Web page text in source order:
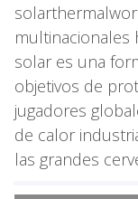
solar es una
objetivos de
jugadores
de calor
las grandes